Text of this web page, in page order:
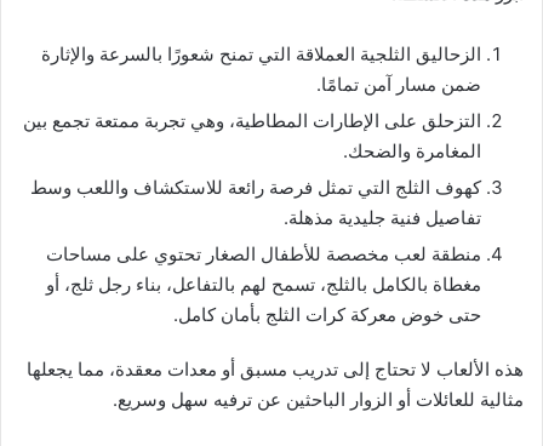
الزحاليق الثلجية العملاقة التي تمنح شعورًا بالسرعة والإثارة
ضمن مسار آمن تمامًا.
التزحلق على الإطارات المطاطية، وهي تجربة ممتعة تجمع بين
المغامرة والضحك.
كهوف الثلج التي تمثل فرصة رائعة للاستكشاف واللعب وسط
تفاصيل فنية جليدية مذهلة.
منطقة لعب مخصصة للأطفال الصغار تحتوي على مساحات
مغطاة بالكامل بالثلج، تسمح لهم بالتفاعل، بناء رجل ثلج، أو
حتى خوض معركة كرات الثلج بأمان كامل.
هذه الألعاب لا تحتاج إلى تدريب مسبق أو معدات معقدة، مما يجعلها
مثالية للعائلات أو الزوار الباحثين عن ترفيه سهل وسريع.